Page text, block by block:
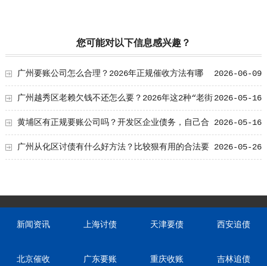
您可能对以下信息感兴趣？
2026-06-09
广州要账公司怎么合理？2026年正规催收方法有哪
些！ 2026-05-16
广州越秀区老赖欠钱不还怎么要？2026年这2种“老街
坊调解”比起诉快 2026-05-16
黄埔区有正规要账公司吗？开发区企业债务，自己合
法讨债的四步走 2026-05-26
广州从化区讨债有什么好方法？比较狠有用的合法要
新闻资讯 上海讨债 天津要债 西安追债
北京催收 广东要账 重庆收账 吉林追债